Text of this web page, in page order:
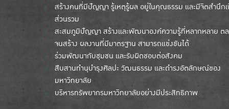
สร้างคนที่มีปัญญา รู้เหตุรู้ผล อยู่ในคุณธรรม และมีจิตสำนึก
ส่วนรวม
สะสมภูมิปัญญา สร้างและพัฒนาองค์ความรู้ที่หลากหลาย ต
จนสร้าง ผลงานที่มีมาตรฐาน สามารถแข่งขันได้
ร่วมพัฒนากับชุมชน และรับผิดชอบต่อสังคม
สืบสานทำนุบำรุงศิลปะ วัฒนธรรม และดำรงอัตลักษณ์ของ
มหาวิทยาลัย
บริหารทรัพยากรมหาวิทยาลัยอย่างมีประสิทธิภาพ